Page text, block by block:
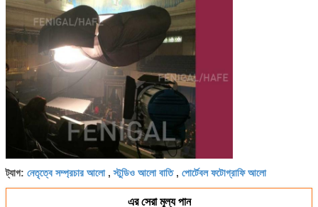
ট্যাগ: নেতৃত্বে সম্প্রচার আলো,স্টুডিও আলো বাতি, পোর্টেবল ফটোগ্রাফি আলো
এর সেরা মূল্য পান